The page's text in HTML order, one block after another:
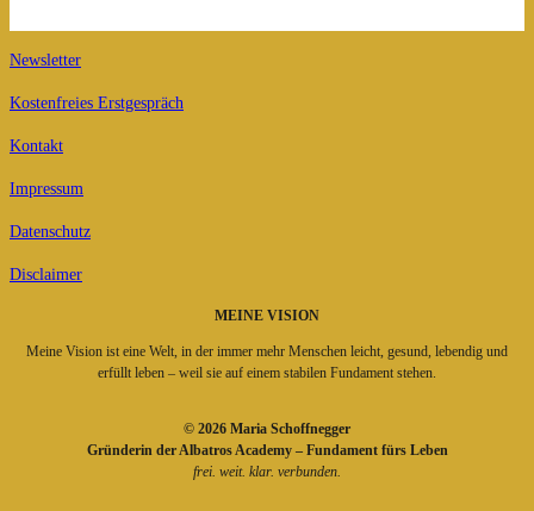
Newsletter
Kostenfreies Erstgespräch
Kontakt
Impressum
Datenschutz
Disclaimer
MEINE VISION
Meine Vision ist eine Welt, in der immer mehr Menschen leicht, gesund, lebendig und
erfüllt leben – weil sie auf einem stabilen Fundament stehen.
© 2026 Maria Schoffnegger
Gründerin der Albatros Academy – Fundament fürs Leben
frei. weit. klar. verbunden.